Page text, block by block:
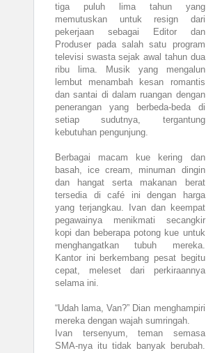
tiga puluh lima tahun yang
memutuskan untuk resign dari
pekerjaan sebagai Editor dan
Produser pada salah satu program
televisi swasta sejak awal tahun dua
ribu lima. Musik yang mengalun
lembut menambah kesan romantis
dan santai di dalam ruangan dengan
penerangan yang berbeda-beda di
setiap sudutnya, tergantung
kebutuhan pengunjung.
Berbagai macam kue kering dan
basah, ice cream, minuman dingin
dan hangat serta makanan berat
tersedia di café ini dengan harga
yang terjangkau. Ivan dan keempat
pegawainya menikmati secangkir
kopi dan beberapa potong kue untuk
menghangatkan tubuh mereka.
Kantor ini berkembang pesat begitu
cepat, meleset dari perkiraannya
selama ini.
“Udah lama, Van?” Dian menghampiri
mereka dengan wajah sumringah.
Ivan tersenyum, teman semasa
SMA-nya itu tidak banyak berubah.